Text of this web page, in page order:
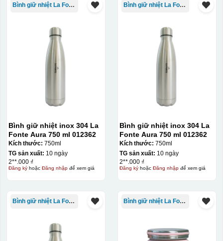
Bước 3: Xếp sản phẩm sau khi dán vào lò nung và
nung ở nhiệt độ 700-800 độ C
Deacl có 1 nền màu
lại mực in logo dính chết lên gốm sứ [gallery link="file"
Bình giữ nhiệt La Fonte
Bình giữ nhiệt inox 304 La
Fonte Aura 750 ml 012362
Kích thước: 750ml
TG sản xuất: 10 ngày
2**.000 ₫
Đăng kýhoặc Đăng nhậpđể xem giá
Bình giữ nhiệt La Fonte
Bình giữ nhiệt inox 304 La
Fonte Aura 750 ml 012362
Kích thước: 750ml
TG sản xuất: 10 ngày
2**.000 ₫
Đăng kýhoặc Đăng nhậpđể xem giá
Bình giữ nhiệt La Fonte Bình giữ nhiệt La Fonte